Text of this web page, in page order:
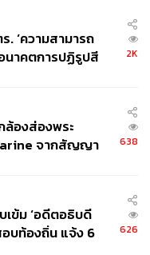
. ‘ความสามารถ
นาคตการปฏิรูปสี
2K
องส่องพระ
จากสัญญา
บรนด์
638
ข้ม ‘อดีตอธิบดี
บท้องถิ่น แจ้ง 6
626